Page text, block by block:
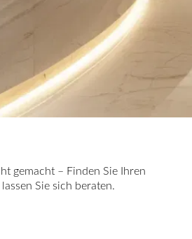
gemacht – Finden Sie Ihren
Sie sich beraten.